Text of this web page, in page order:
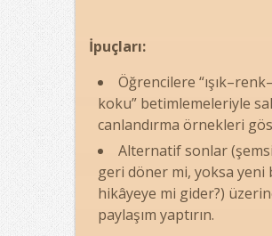
İpuçları:
Öğrencilere
koku” betimlemeleriyle
canlandırma örnekleri
Alternatif sonlar
geri döner mi, yoksa yeni
hikâyeye mi gider?)
paylaşım yaptırın.